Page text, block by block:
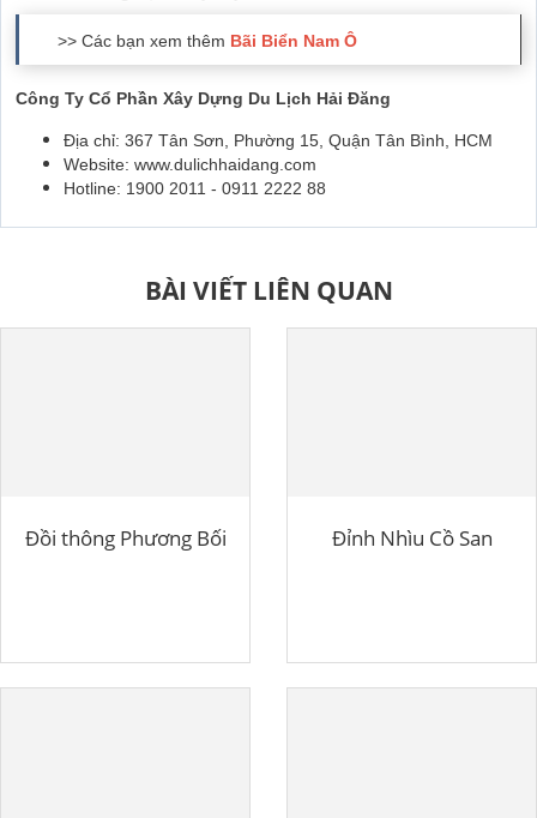
>> Các bạn xem thêm Bãi Biển Nam Ô
Công Ty Cổ Phần Xây Dựng Du Lịch Hải Đăng
Địa chỉ: 367 Tân Sơn, Phường 15, Quận Tân Bình, HCM
Website: www.dulichhaidang.com
Hotline: 1900 2011 - 0911 2222 88
BÀI VIẾT LIÊN QUAN
Đồi thông Phương Bối Đỉnh Nhìu Cồ San